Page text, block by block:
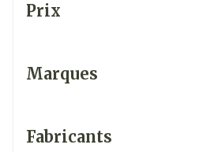
Prix
Marques
Fabricants